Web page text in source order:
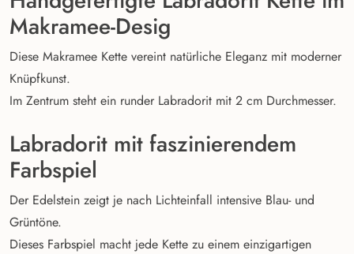
Makramee-Desig
Diese Makramee Kette vereint natürliche Eleganz mit moderner
Knüpfkunst.
Im Zentrum steht ein runder Labradorit mit 2 cm Durchmesser.
Labradorit mit faszinierendem
Farbspiel
Der Edelstein zeigt je nach Lichteinfall intensive Blau- und
Grüntöne.
Dieses Farbspiel macht jede Kette zu einem einzigartigen